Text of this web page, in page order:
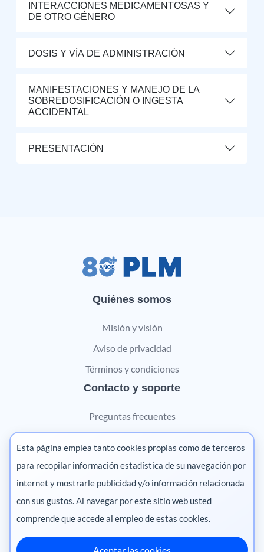
INTERACCIONES MEDICAMENTOSAS Y
DE OTRO GÉNERO
DOSIS Y VÍA DE ADMINISTRACIÓN
MANIFESTACIONES Y MANEJO DE LA
SOBREDOSIFICACIÓN O INGESTA
ACCIDENTAL
PRESENTACIÓN
Quiénes somos
Misión y visión
Aviso de privacidad
Términos y condiciones
Contacto y soporte
Preguntas frecuentes
Contáctanos
Marketing digital
Pharma
Esta página emplea tanto cookies propias como de terceros
para recopilar información estadística de su navegación por
internet y mostrarle publicidad y/o información relacionada
con sus gustos. Al navegar por este sitio web usted
comprende que accede al empleo de estas cookies.
Aceptar las cookies